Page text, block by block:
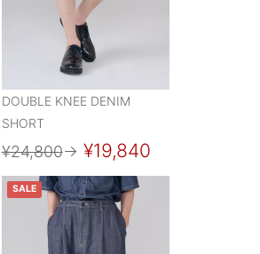
DOUBLE KNEE DENIM
SHORT
¥24,800→ ¥19,840
SALE